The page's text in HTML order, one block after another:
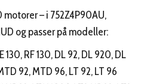
motorer – i 752Z4P90AU,
og passer på modeller:
130, RF 130, DL 92, DL 920, DL
92, MTD 96, LT 92, LT 96